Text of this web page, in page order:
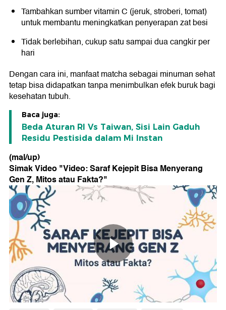
Tambahkan sumber vitamin C (jeruk, stroberi, tomat)
untuk membantu meningkatkan penyerapan zat besi
Tidak berlebihan, cukup satu sampai dua cangkir per
hari
Dengan cara ini, manfaat matcha sebagai minuman sehat
tetap bisa didapatkan tanpa menimbulkan efek buruk bagi
kesehatan tubuh.
Baca juga:
Beda Aturan RI Vs Taiwan, Sisi Lain Gaduh
Residu Pestisida dalam Mi Instan
(mal/up)
Simak Video "Video: Saraf Kejepit Bisa Menyerang
Gen Z, Mitos atau Fakta?"